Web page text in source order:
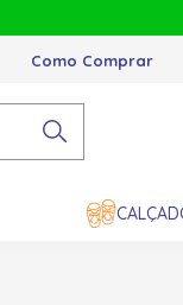
Como Comprar